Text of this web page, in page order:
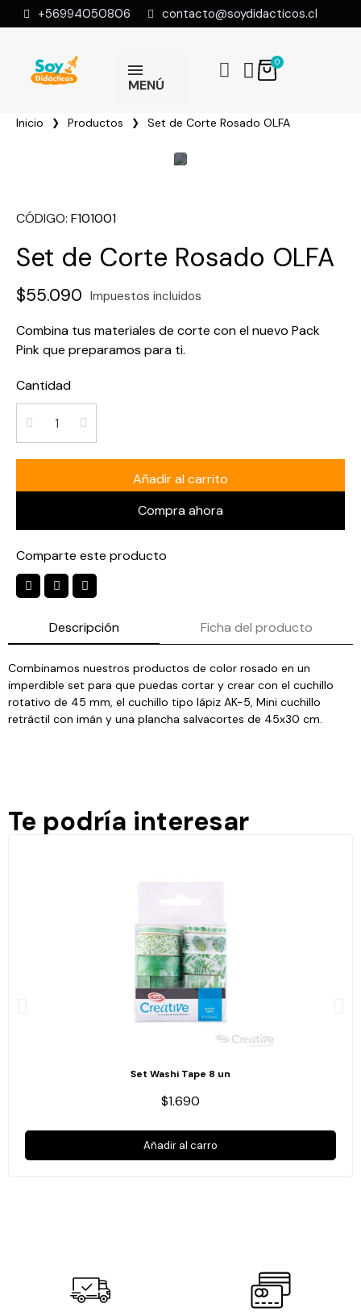
+56994050806 contacto@soydidacticos.cl
MENÚ
Inicio Productos Set de Corte Rosado OLFA
CÓDIGO F101001
Set de Corte Rosado OLFA
$55.090 Impuestos incluidos
Combina tus materiales de corte con el nuevo Pack
Pink que preparamos para ti.
Cantidad
Añadir al carrito
Compra ahora
Comparte este producto
Descripción Ficha del producto
Combinamos nuestros productos de color rosado en un
imperdible set para que puedas cortar y crear con el cuchillo
rotativo de 45 mm, el cuchillo tipo lápiz AK-5, Mini cuchillo
retráctil con imán y una plancha salvacortes de 45x30 cm.
Te podría interesar
Set Washi Tape 8 un
$1.690
Añadir al carro